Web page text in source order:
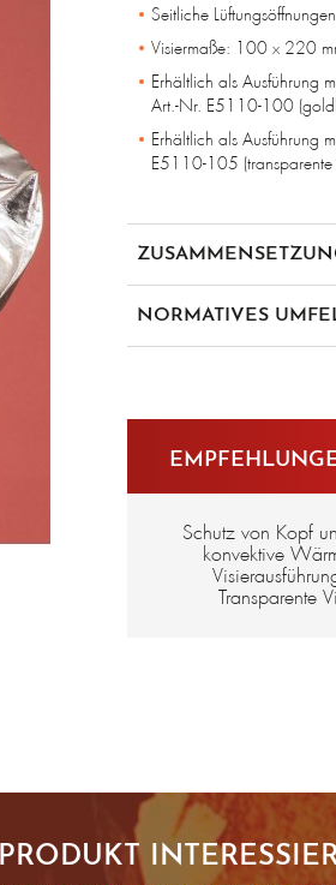
Seitliche Lüftungsöffnungen
Visiermaße: 100 x 220
Erhältlich als Ausführung
Art.-Nr. E5110-100
Erhältlich als Ausführung
E5110-105
NORMATIVES
Schutz von Kopf
konvektive
Transparente